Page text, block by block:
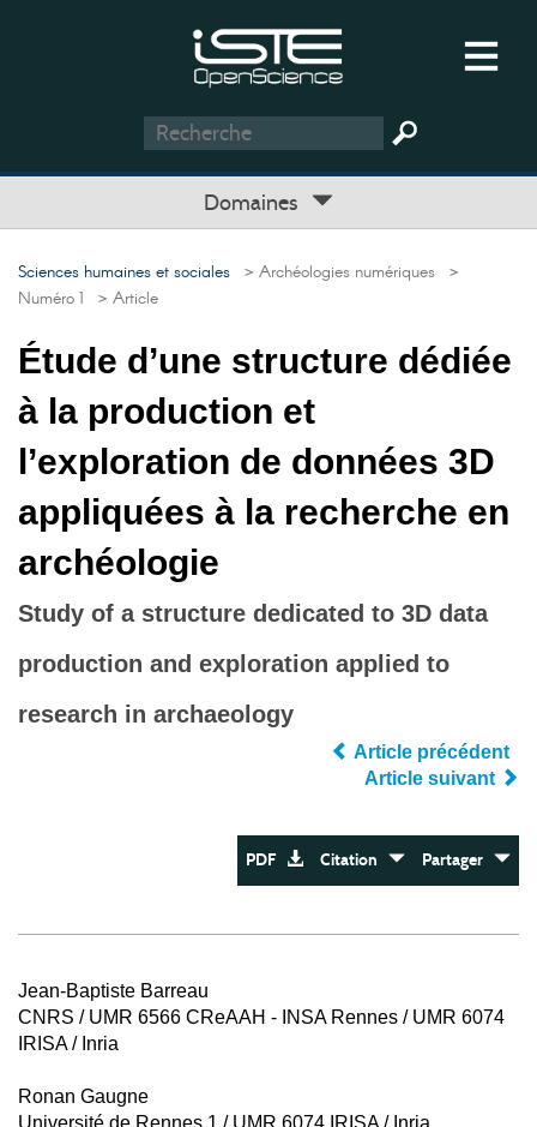
Domaines
Sciences humaines et sociales > Archéologies numériques >
Numéro 1 > Article
Étude d’une structure dédiée
à la production et
l’exploration de données 3D
appliquées à la recherche en
archéologie
Study of a structure dedicated to 3D data
production and exploration applied to
research in archaeology
Article précédent
Article suivant
PDF Citation Partager
Jean-Baptiste Barreau
CNRS / UMR 6566 CReAAH - INSA Rennes / UMR 6074
IRISA / Inria
Ronan Gaugne
Université de Rennes 1 / UMR 6074 IRISA / Inria